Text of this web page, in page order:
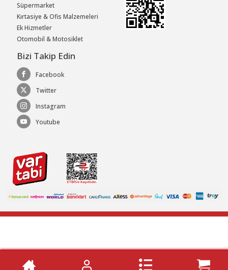
Süpermarket
Kırtasiye & Ofis Malzemeleri
Ek Hizmetler
Otomobil & Motosiklet
Bizi Takip Edin
Facebook
Twitter
Instagram
Youtube